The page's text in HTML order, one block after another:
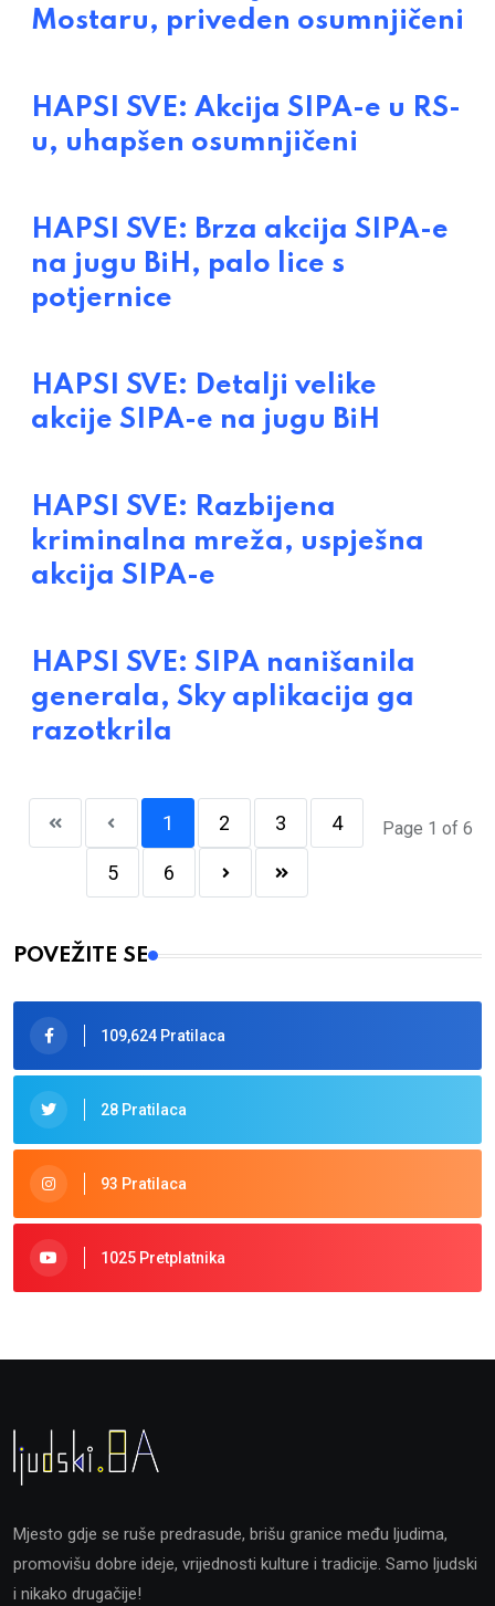
Mostaru, priveden osumnjičeni
HAPSI SVE: Akcija SIPA-e u RS-
u, uhapšen osumnjičeni
HAPSI SVE: Brza akcija SIPA-e
na jugu BiH, palo lice s
potjernice
HAPSI SVE: Detalji velike
akcije SIPA-e na jugu BiH
HAPSI SVE: Razbijena
kriminalna mreža, uspješna
akcija SIPA-e
HAPSI SVE: SIPA nanišanila
generala, Sky aplikacija ga
razotkrila
Page 1 of 6
1 2 3 4
5 6
POVEŽITE SE
109,624 Pratilaca
28 Pratilaca
93 Pratilaca
1025 Pretplatnika
Mjesto gdje se ruše predrasude, brišu granice među ljudima,
promovišu dobre ideje, vrijednosti kulture i tradicije. Samo ljudski
i nikako drugačije!